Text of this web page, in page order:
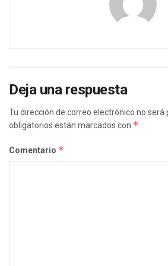
Deja una respuesta
Tu dirección de correo electrónico no será
obligatorios están marcados con *
Comentario *